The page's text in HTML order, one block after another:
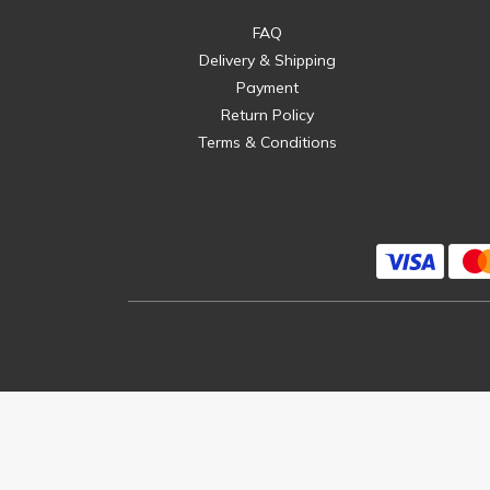
FAQ
Delivery & Shipping
Payment
Return Policy
Terms & Conditions